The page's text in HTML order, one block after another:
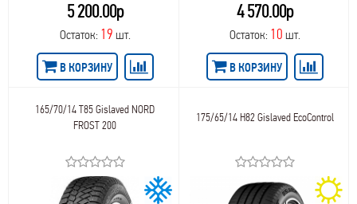
5 200.00р
Остаток: 19 шт.
В КОРЗИНУ
4 570.00р
Остаток: 10 шт.
В КОРЗИНУ
165/70/14 T85 Gislaved NORD
FROST 200
175/65/14 H82 Gislaved EcoControl